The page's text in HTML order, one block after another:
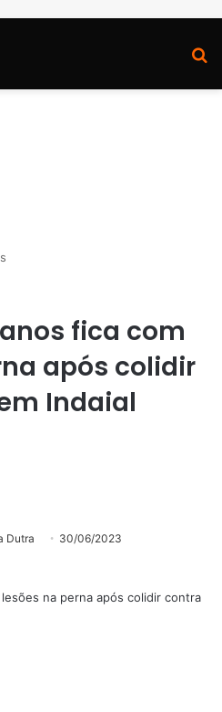
fica com
após colidir
Indaial
Dutra 30/06/2023